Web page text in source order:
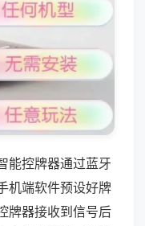
能控牌器通过蓝牙
机端软件预设好牌
牌器接收到信号后